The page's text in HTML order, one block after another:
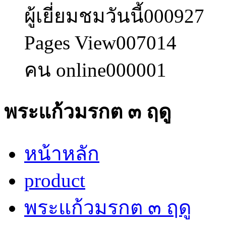
ผู้เยี่ยมชมวันนี้000927
Pages View007014
คน online000001
พระแก้วมรกต ๓ ฤดู
หน้าหลัก
product
พระแก้วมรกต ๓ ฤดู